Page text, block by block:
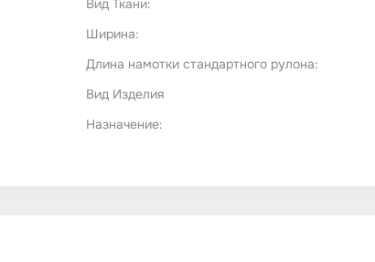
Вид Ткани:
Ширина:
Длина намотки стандартного рулона:
Вид Изделия
Назначение: